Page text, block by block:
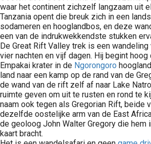
waar het continent zichzelf langzaam uit
Tanzania opent die breuk zich in een
sodameren en hooglandbos, en deze
een van de indrukwekkendste stukken
De Great Rift Valley trek is een wandeling
vier nachten en vijf dagen. Hij begint hoog
Empakai krater in de Ngorongoro
land naar een kamp op de rand van de
de wand van de rift zelf af naar Lake
ruimte geven om uit te rusten en rond te
naam ook tegen als Gregorian Rift, beide
dezelfde oostelijke arm van de East
de geoloog John Walter Gregory die hem
kaart bracht.